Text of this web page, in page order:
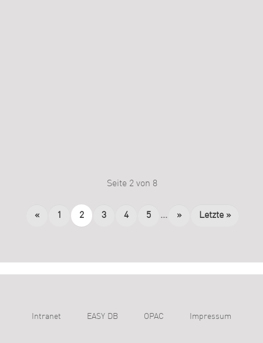
Seite 2 von 8
« 1 2 3 4 5 ... » Letzte »
Intranet EASY DB OPAC Impressum